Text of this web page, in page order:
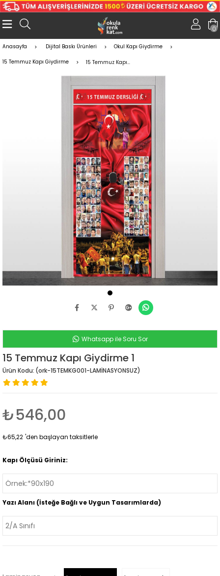
0
Anasayfa Dijital Baskı Ürünleri Okul Kapı Giydirme
15 Temmuz Kapı Giydirme 15 Temmuz Kapı Giydirme 1
Whatsapp ile Soru Sor
15 Temmuz Kapı Giydirme 1
(ork-15TEMKG001-LAMİNASYONSUZ)
₺546,00
₺65,22 'den başlayan taksitlerle
Kapı Ölçüsü Giriniz:
Yazı Alanı (İsteğe Bağlı ve Uygun Tasarımlarda)